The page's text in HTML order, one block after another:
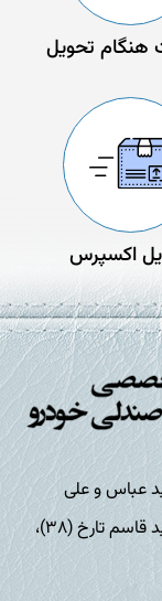
هنگام تحویل
اکسپرس
عباس و علی
فخارنیا(15متری دوم)، خیابان شهید قاسم تارخ (38)،